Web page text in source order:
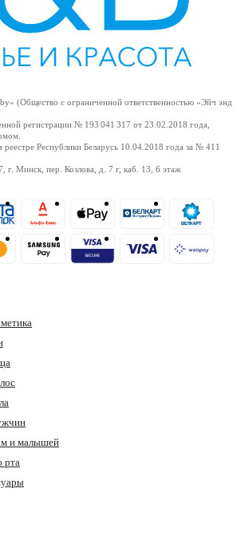
(Общество с ограниченной ответственностью «Эйч энд
регистрации № 193 041 317 от 23.02.2018 года,
Республики Беларусь 10.04.2018 года за № 411
г. Минск, пер. Козлова, д. 7 г, каб. 13, 6 этаж
и малышей
рта